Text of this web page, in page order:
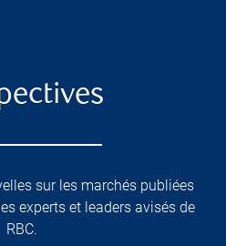
sur les marchés publiées
experts et leaders avisés de
RBC.